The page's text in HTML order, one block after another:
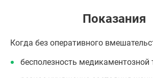
Показания
Когда без оперативного
бесполезность медикаментозной